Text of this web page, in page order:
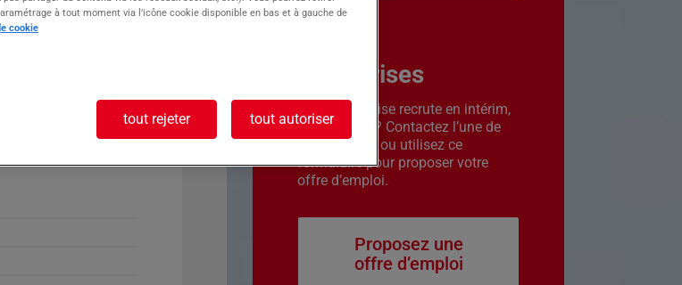
Entreprises
Votre entreprise recrute en intérim,
CDD ou CDI ? Contactez l’une de
nos agences ou utilisez ce
formulaire pour proposer votre
offre d’emploi.
Proposez une
offre d’emploi
à tout moment via l’icône cookie disponible en bas et à gauche de
cookie
tout rejeter tout autoriser